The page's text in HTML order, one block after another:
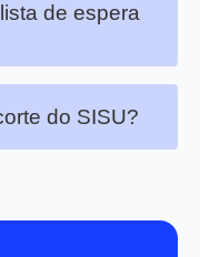
de espera
do SISU?